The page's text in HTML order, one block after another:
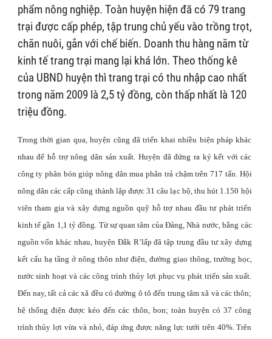
phẩm nông nghiệp. Toàn huyện hiện đã có 79 trang
trại được cấp phép, tập trung chủ yếu vào trồng trọt,
chăn nuôi, gắn với chế biến. Doanh thu hàng năm từ
kinh tế trang trại mang lại khá lớn. Theo thống kê
của UBND huyện thì trang trại có thu nhập cao nhất
trong năm 2009 là 2,5 tỷ đồng, còn thấp nhất là 120
triệu đồng.
Trong thời gian qua, huyện cũng đã triển khai nhiều biện pháp khác
nhau để hỗ trợ nông dân sản xuất. Huyện đã đứng ra ký kết với các
công ty phân bón giúp nông dân mua phân trả chậm trên 717 tấn. Hội
nông dân các cấp cũng thành lập được 31 câu lạc bộ, thu hút 1.150 hội
viên tham gia và xây dựng nguồn quỹ hỗ trợ nhau đầu tư phát triển
kinh tế gần 1,1 tỷ đồng. Từ sự quan tâm của Đảng, Nhà nước, bằng các
nguồn vốn khác nhau, huyện Đắk R’lấp đã tập trung đầu tư xây dựng
kết cấu hạ tầng ở nông thôn như điện, đường giao thông, trường học,
nước sinh hoạt và các công trình thủy lợi phục vụ phát triển sản xuất.
Đến nay, tất cả các xã đều có đường ô tô đến trung tâm xã và các thôn;
hệ thống điện được kéo đến các thôn, bon; toàn huyện có 37 công
trình thủy lợi vừa và nhỏ, đáp ứng được năng lực tưới trên 40%. Trên